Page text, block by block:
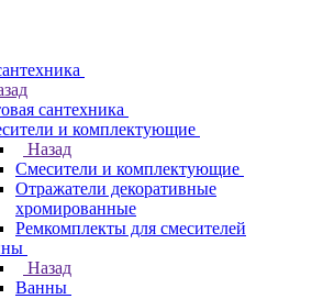
сантехника
и комплектующие
Назад
Смесители и комплектующие
Отражатели декоративные
хромированные
Ремкомплекты для смесителей
Назад
Ванны